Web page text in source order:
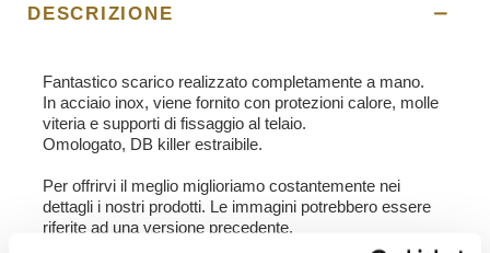
DESCRIZIONE
Fantastico scarico realizzato completamente a mano.
In acciaio inox, viene fornito con protezioni calore, molle
viteria e supporti di fissaggio al telaio.
Omologato, DB killer estraibile.
Per offrirvi il meglio miglioriamo costantemente nei
dettagli i nostri prodotti. Le immagini potrebbero essere
riferite ad una versione precedente.